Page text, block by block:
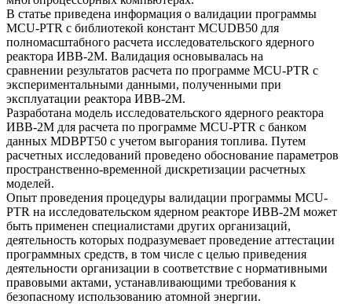
В статье приведена информация о валидации программы
MCU-PTR с библиотекой констант MCUDB50 для
полномасштабного расчета исследовательского ядерного
реактора ИВВ-2М. Валидация основывалась на
сравнении результатов расчета по программе MCU-PTR с
экспериментальными данными, полученными при
эксплуатации реактора ИВВ-2М.
Разработана модель исследовательского ядерного реактора
ИВВ-2М для расчета по программе MCU-PTR с банком
данных MDBPT50 с учетом выгорания топлива. Путем
расчетных исследований проведено обоснование параметров
пространственно-временной дискретизации расчетных
моделей.
Опыт проведения процедуры валидации программы MCU-
PTR на исследовательском ядерном реакторе ИВВ-2М может
быть применен специалистами других организаций,
деятельность которых подразумевает проведение аттестации
программных средств, в том числе с целью приведения
деятельности организации в соответствие с нормативными
правовыми актами, устанавливающими требования к
безопасному использованию атомной энергии.